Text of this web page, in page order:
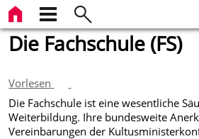
Die Fachschule (FS)
Vorlesen
Die Fachschule ist eine wesentliche
Weiterbildung. Ihre bundesweite
Vereinbarungen der